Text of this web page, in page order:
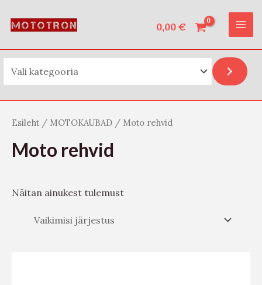
0,00 €
t
s
Esileht / MOTOKAUBAD / Moto rehvid
Moto rehvid
Näitan ainukest tulemust